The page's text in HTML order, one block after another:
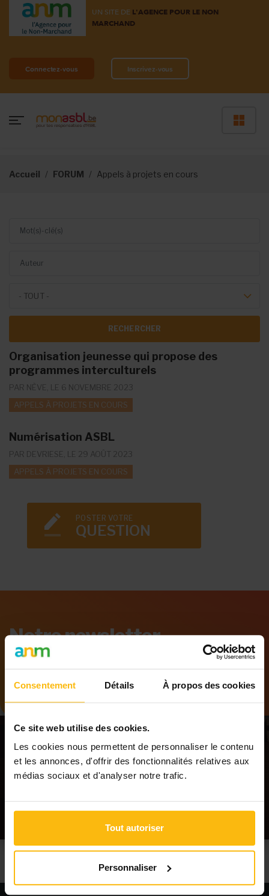
Consentement Détails À propos des cookies
Ce site web utilise des cookies.
Les cookies nous permettent de personnaliser le contenu
et les annonces, d'offrir des fonctionnalités relatives aux
médias sociaux et d'analyser notre trafic.
Tout autoriser
Personnaliser
UN SITE DE L'AGENCE POUR LE NON
MARCHAND
Connectez-vous Inscrivez-vous
Accueil FORUM Appels à projets en cours
- TOUT -
Organisation jeunesse qui propose des
programmes interculturels
PAR NÈVE
, LE 6 NOVEMBRE 2023
APPELS À PROJETS EN COURS
Numérisation ASBL
PAR DEVRIESE
, LE 29 AOÛT 2023
APPELS À PROJETS EN COURS
POSTER VOTRE
QUESTION
Notre newsletter
Tenez-vous au courant des dernières
informations de MonASBL.be